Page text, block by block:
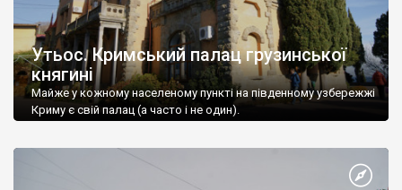
Утьос. Кримський палац грузинської
княгині
Майже у кожному населеному пункті на південному узбережжі
Криму є свій палац (а часто і не один).